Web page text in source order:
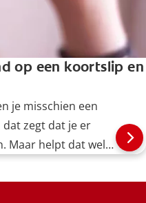
op een koortslip en
je misschien een
zegt dat je er
Maar helpt dat wel